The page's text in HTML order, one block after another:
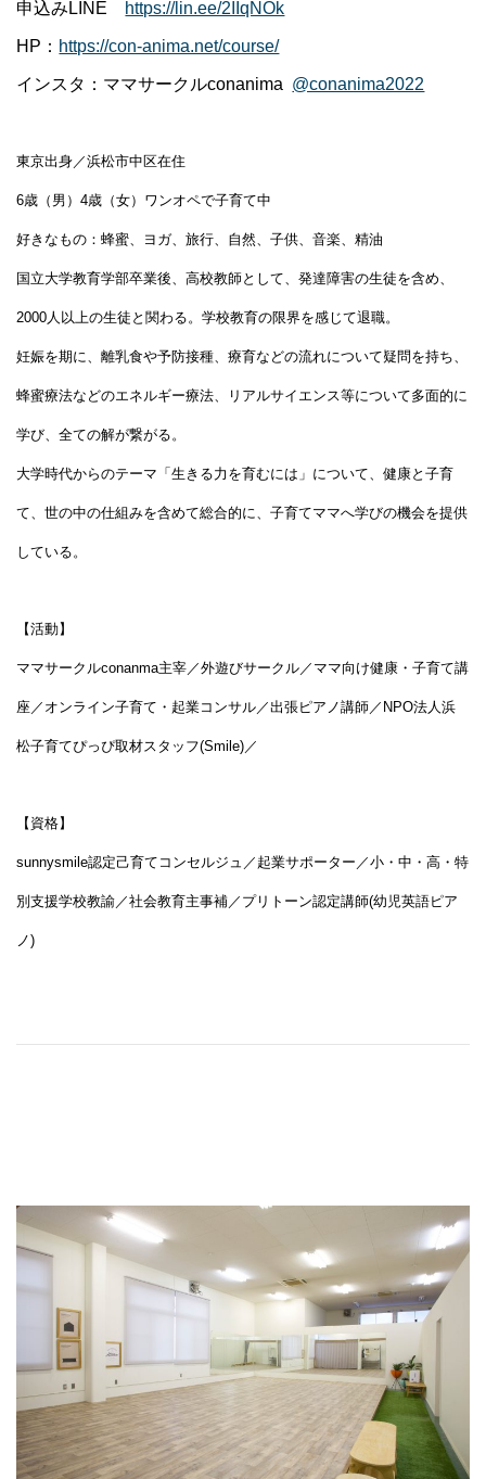
申込みLINE https://lin.ee/2IIqNOk
HP： https://con-anima.net/course/
インスタ：ママサークルconanima @conanima2022
東京出身／浜松市中区在住
6歳（男）4歳（女）ワンオペで子育て中
好きなもの：蜂蜜、ヨガ、旅行、自然、子供、音楽、精油
国立大学教育学部卒業後、高校教師として、発達障害の生徒を含め、
2000人以上の生徒と関わる。学校教育の限界を感じて退職。
妊娠を期に、離乳食や予防接種、療育などの流れについて疑問を持ち、
蜂蜜療法などのエネルギー療法、リアルサイエンス等について多面的に
学び、全ての解が繋がる。
大学時代からのテーマ「生きる力を育むには」について、健康と子育
て、世の中の仕組みを含めて総合的に、子育てママへ学びの機会を提供
している。
【活動】
ママサークルconanma主宰／外遊びサークル／ママ向け健康・子育て講
座／オンライン子育て・起業コンサル／出張ピアノ講師／NPO法人浜
松子育てぴっぴ取材スタッフ(Smile)／
【資格】
sunnysmile認定己育てコンセルジュ／起業サポーター／小・中・高・特
別支援学校教諭／社会教育主事補／プリトーン認定講師(幼児英語ピア
ノ)